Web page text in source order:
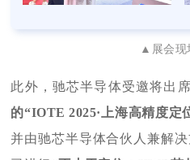
▲展会现
此外， 驰芯半导体受邀将出
的“IOTE 2025·上海高精度定
并由驰芯半导体合伙人兼解